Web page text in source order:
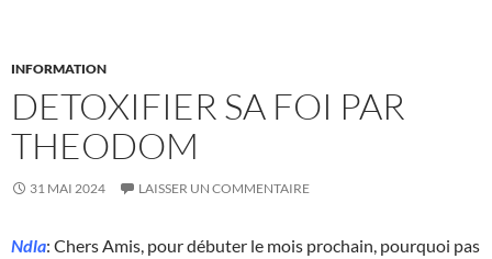
INFORMATION
DETOXIFIER SA FOI PAR
THEODOM
31 MAI 2024 LAISSER UN COMMENTAIRE
Ndla: Chers Amis, pour débuter le mois prochain, pourquoi pas